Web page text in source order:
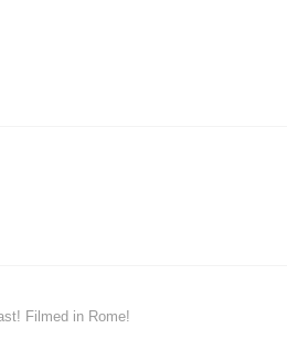
Filmed in Rome!